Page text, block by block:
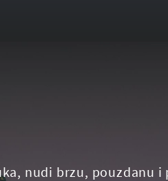
nudi brzu, pouzdanu i